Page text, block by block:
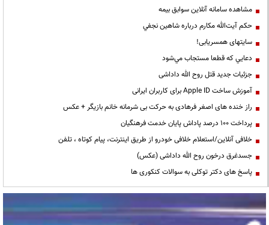
مشاهده سامانه آنلاين سوابق بیمه
حكم آيت‌الله مكارم درباره شاهين نجفي
سایتهای همسریابی!
دعايي كه قطعا مستجاب مي‌شود
جزئیات جدید قتل روح الله داداشی
آموزش ساخت Apple ID برای کاربران ایرانی
راز خنده های اصغر فرهادی به حرکت بی شرمانه خانم بازیگر + عکس
پرداخت ۱۰۰ درصد پاداش پایان خدمت فرهنگیان
خلافی آنلاین/استعلام خلافی خودرو از طریق اینترنت، پیام کوتاه ، تلفن
جسدغرق درخون روح الله داداشی (عکس)
پاسخ های دکتر توکلی به سوالات کنکوری ها